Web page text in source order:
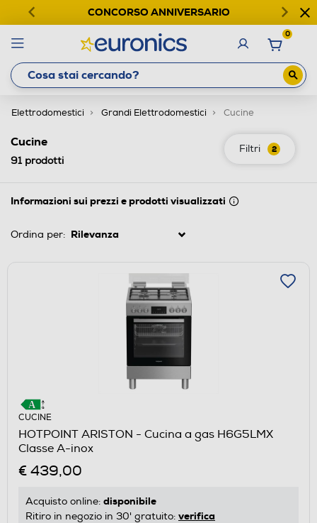
CONCORSO ANNIVERSARIO
0
Elettrodomestici Grandi Elettrodomestici Cucine
Filtri 2
Cucine
91prodotti
Informazioni sui prezzi e prodotti visualizzati
Ordina per:
CUCINE
HOTPOINT ARISTON - Cucina a gas H6G5LMX
Classe A-inox
€ 439,00
Acquisto online: disponibile
Ritiro in negozio in 30' gratuito: verifica